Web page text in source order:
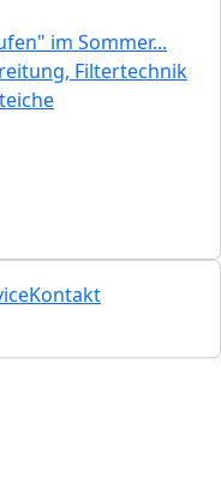
im Sommer...
Filtertechnik
Kontakt